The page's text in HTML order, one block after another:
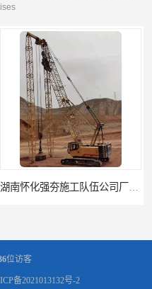
位访客
备2021013132号-2